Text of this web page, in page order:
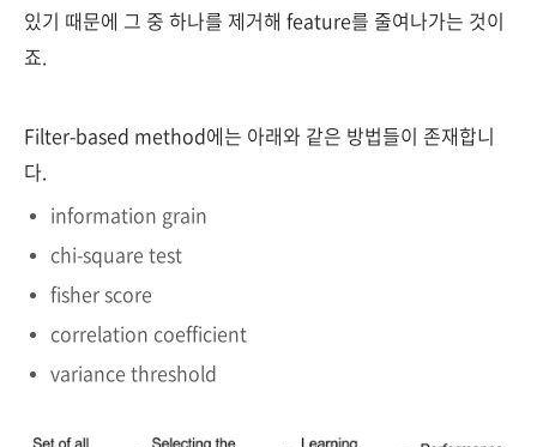
있기 때문에 그 중 하나를 제거해 feature를 줄여나가는 것이
죠.
Filter-based method에는 아래와 같은 방법들이 존재합니
다.
information grain
chi-square test
fisher score
correlation coefficient
variance threshold